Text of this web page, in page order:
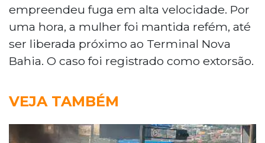
empreendeu fuga em alta velocidade. Por
uma hora, a mulher foi mantida refém, até
ser liberada próximo ao Terminal Nova
Bahia. O caso foi registrado como extorsão.
VEJA TAMBÉM